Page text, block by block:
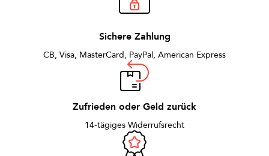
Sichere Zahlung
CB, Visa, MasterCard, PayPal, American Express
Zufrieden oder Geld zurück
14-tägiges Widerrufsrecht